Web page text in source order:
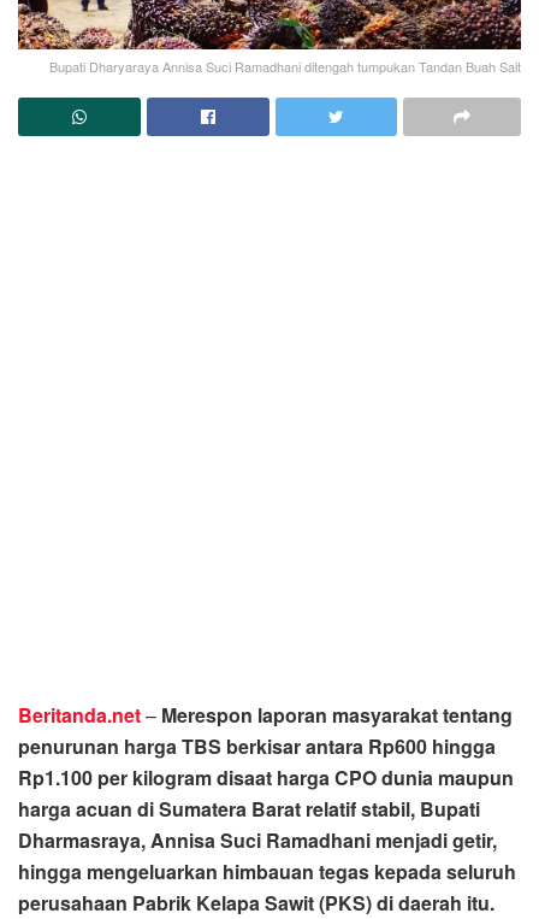
Bupati Dharyaraya Annisa Suci Ramadhani ditengah tumpukan Tandan Buah Sait
Beritanda.net– Merespon laporan masyarakat tentang
penurunan harga TBS berkisar antara Rp600 hingga
Rp1.100 per kilogram disaat harga CPO dunia maupun
harga acuan di Sumatera Barat relatif stabil, Bupati
Dharmasraya, Annisa Suci Ramadhani menjadi getir,
hingga mengeluarkan himbauan tegas kepada seluruh
perusahaan Pabrik Kelapa Sawit (PKS) di daerah itu.